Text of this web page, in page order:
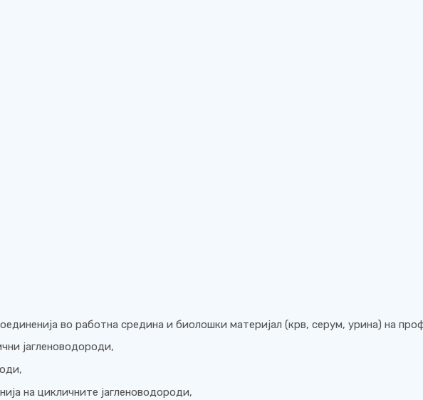
во работна средина и биолошки материјал (крв, серум, урина) на
јагленоводороди,
на цикличните јагленоводороди,